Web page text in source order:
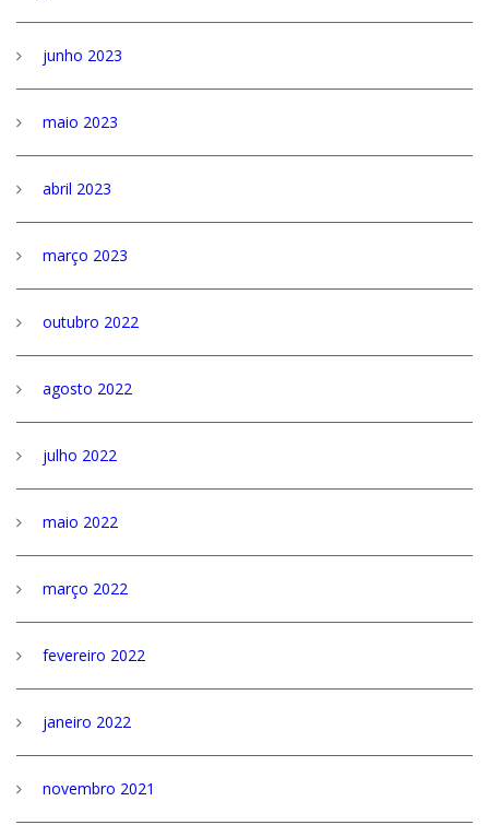
junho 2023
maio 2023
abril 2023
março 2023
outubro 2022
agosto 2022
julho 2022
maio 2022
março 2022
fevereiro 2022
janeiro 2022
novembro 2021